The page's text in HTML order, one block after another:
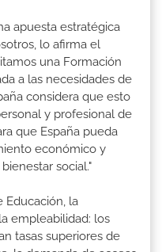
apuesta estratégica
lo afirma el
una Formación
a las necesidades de
considera que esto
y profesional de
que España pueda
económico y
social."
Educación, la
empleabilidad: los
tasas superiores de